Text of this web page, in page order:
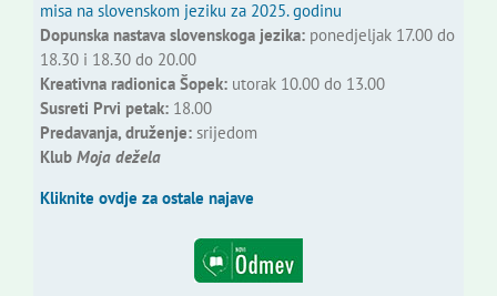
misa na slovenskom jeziku za 2025. godinu
Dopunska nastava slovenskoga jezika:ponedjeljak 17.00 do
18.30 i 18.30 do 20.00
Kreativna radionica Šopek:utorak 10.00 do 13.00
Susreti Prvi petak:18.00
Predavanja, druženje:srijedom
Klub Moja dežela
Kliknite ovdje za ostale najave